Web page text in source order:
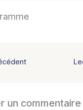
un commentaire